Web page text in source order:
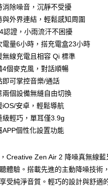
含以上)免運費
消除噪音，沉靜不受擾
外界連結，輕鬆感知周圍
認證，小雨流汗不困擾
電量6小時，搭充電盒23小時
無線充電且相容 Qi 標準
4個麥克風，對話順暢
即可掌控音樂/通話
兩個設備無縫自由切換
iOS/安卓，輕鬆導航
級輕巧，單耳僅3.9g
APP個性化設置功能
Creative Zen Air 2 降噪真無線藍
體驗。搭載先進的主動降噪技術
受純淨音質。輕巧的設計與舒適